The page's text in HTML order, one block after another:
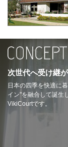
スムストック
分譲マンショ
売る [MISAWA
住まいの売却
これから
土地活用の基礎か
に役立つ多彩な情
ホームラウンジ
リフォーム営
こ
実例動画や基礎知
ームの具体策とア
ホームラウンジ リ
事業用地・事業
分譲用地
すべてのフィール
のまちづくりを実現
お客様センター
ミサワホームオー
ームを結ぶコミュ
ツや、ミサワホー
SDGs
環境活動
採用情報
新卒者採用
次世代へ受け継
日本の四季を快適に
イン"を融合して誕生
VikiCourtです。